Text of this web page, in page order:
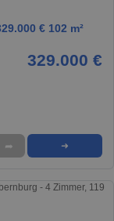
€ 102 m²
329.000 €
➦ ➜